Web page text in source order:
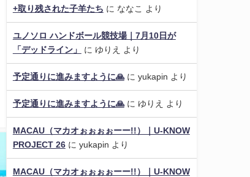
+取り残された子羊たち に ななこ より
ユノソロ ハンドボール競技場｜7月10日が
「デッドライン」
に ゆりえ より
予定通りに進みますように🙏に yukapin より
予定通りに進みますように🙏に ゆりえ より
MACAU（マカオぉぉぉぉーー!!）｜U-KNOW
PROJECT 26に yukapin より
MACAU（マカオぉぉぉぉーー!!）｜U-KNOW